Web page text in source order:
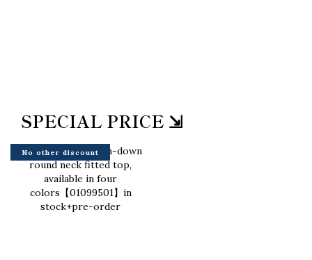
SPECIAL PRICE ⇲
No other discount